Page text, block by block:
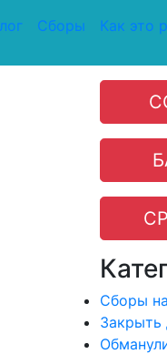
Сборы Как это
Сборы
Закрыть